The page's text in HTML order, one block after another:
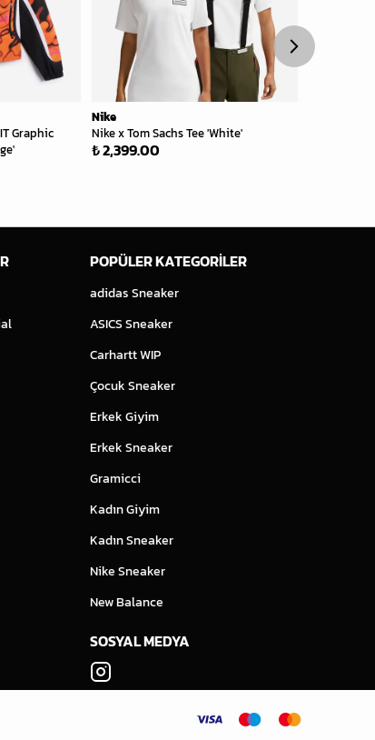
Graphic
Nike
Nike x Tom Sachs Tee 'White'
₺ 2,399.00
POPÜLER KATEGORİLER
adidas Sneaker
ASICS Sneaker
Carhartt WIP
Çocuk Sneaker
Erkek Giyim
Erkek Sneaker
Gramicci
Kadın Giyim
Kadın Sneaker
Nike Sneaker
New Balance
SOSYAL MEDYA